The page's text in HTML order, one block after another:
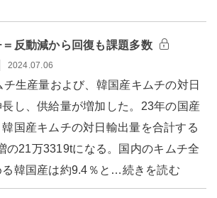
反動減から回復も課題多数
2024.07.06
生産量および、韓国産キムチの対日
し、供給量が増加した。23年の国産
国産キムチの対日輸出量を合計する
の21万3319tになる。国内のキムチ全
韓国産は約9.4％と…続きを読む